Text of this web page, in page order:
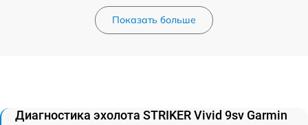
Показать больше
Диагностика эхолота STRIKER Vivid 9sv Garmin